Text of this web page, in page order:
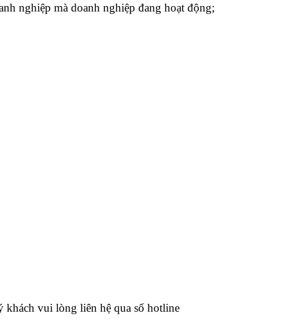
nghiệp mà doanh nghiệp đang hoạt động;
khách vui lòng liên hệ qua số hotline